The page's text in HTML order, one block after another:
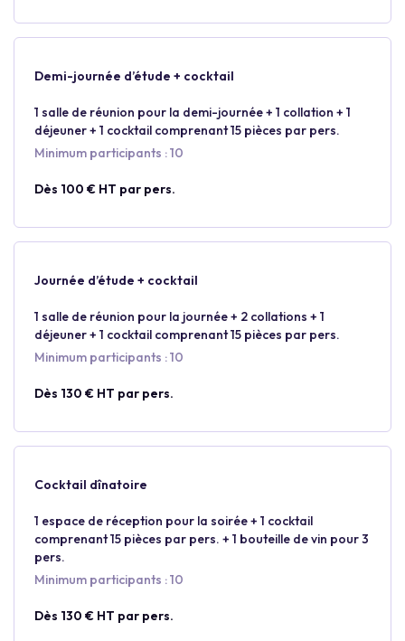
Demi-journée d’étude + cocktail
1 salle de réunion pour la demi-journée + 1 collation + 1
déjeuner + 1 cocktail comprenant 15 pièces par pers.
Minimum participants : 10
Dès 100 € HT par pers.
Journée d’étude + cocktail
1 salle de réunion pour la journée + 2 collations + 1
déjeuner + 1 cocktail comprenant 15 pièces par pers.
Minimum participants : 10
Dès 130 € HT par pers.
Cocktail dînatoire
1 espace de réception pour la soirée + 1 cocktail
comprenant 15 pièces par pers. + 1 bouteille de vin pour 3
pers.
Minimum participants : 10
Dès 130 € HT par pers.